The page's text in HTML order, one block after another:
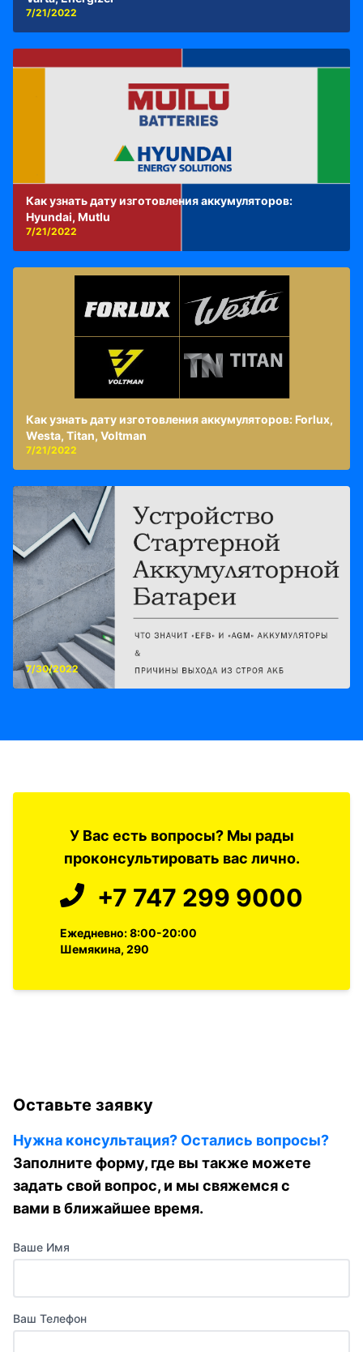
7/21/2022
Как узнать дату изготовления аккумуляторов:
Hyundai, Mutlu
7/21/2022
Как узнать дату изготовления аккумуляторов: Forlux,
Westa, Titan, Voltman
7/21/2022
7/30/2022
У Вас есть вопросы? Мы рады
проконсультировать вас лично.
+7 747 299 9000
Ежедневно: 8:00-20:00
Шемякина, 290
Оставьте заявку
Нужна консультация? Остались вопросы?
Заполните форму, где вы также можете
задать свой вопрос, и мы свяжемся с
вами в ближайшее время.
Ваше Имя
Ваш Телефон